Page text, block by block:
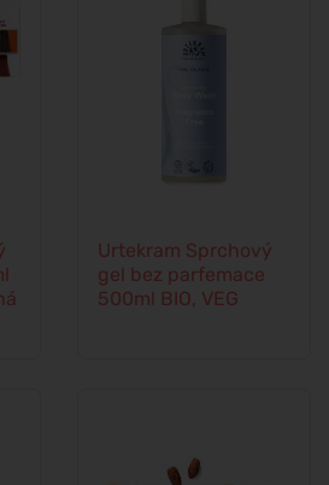
Urtekram Sprchový
gel bez parfemace
500ml BIO, VEG